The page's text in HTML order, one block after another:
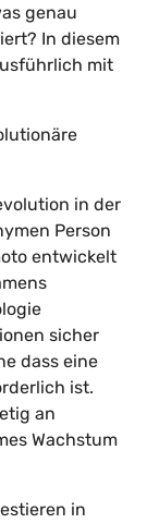
genau
In diesem
mit
in der
Person
entwickelt
sicher
dass eine
ist.
an
Wachstum
in